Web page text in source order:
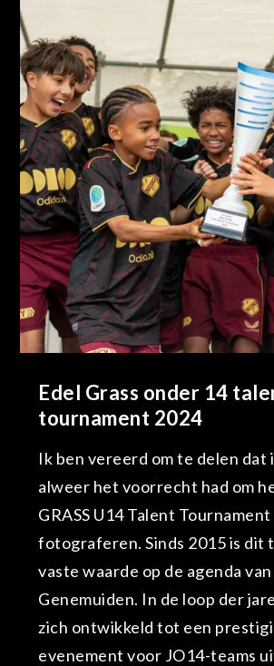
Edel Grass onder 14
tournament 2024
Ik ben vereerd om te delen dat
alweer het voorrecht had om
GRASS U14 Talent
fotograferen. Sinds 2015 is dit
vaste waarde op de agenda
Genemuiden. In de loop der
zich ontwikkeld tot een
evenement voor JO14-teams